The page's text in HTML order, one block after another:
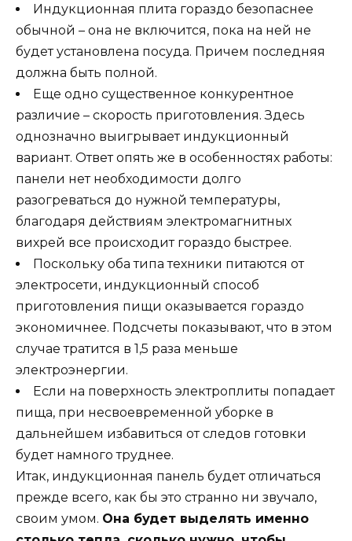
Индукционная плита гораздо безопаснее
обычной – она не включится, пока на ней не
будет установлена посуда. Причем последняя
должна быть полной.
Еще одно существенное конкурентное
различие – скорость приготовления. Здесь
однозначно выигрывает индукционный
вариант. Ответ опять же в особенностях работы:
панели нет необходимости долго
разогреваться до нужной температуры,
благодаря действиям электромагнитных
вихрей все происходит гораздо быстрее.
Поскольку оба типа техники питаются от
электросети, индукционный способ
приготовления пищи оказывается гораздо
экономичнее. Подсчеты показывают, что в этом
случае тратится в 1,5 раза меньше
электроэнергии.
Если на поверхность электроплиты попадает
пища, при несвоевременной уборке в
дальнейшем избавиться от следов готовки
будет намного труднее.
Итак, индукционная панель будет отличаться
прежде всего, как бы это странно ни звучало,
своим умом. Она будет выделять именно